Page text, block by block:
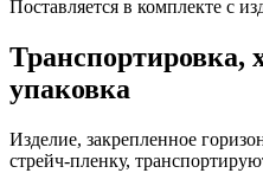
Поставляется в комплекте с
Транспортировка,
упаковка
Изделие, закрепленное
стрейч-пленку,